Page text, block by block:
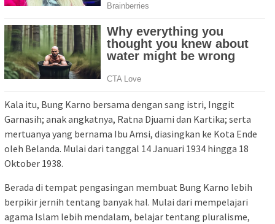
Kala itu, Bung Karno bersama dengan sang istri, Inggit
Garnasih; anak angkatnya, Ratna Djuami dan Kartika; serta
mertuanya yang bernama Ibu Amsi, diasingkan ke Kota Ende
oleh Belanda. Mulai dari tanggal 14 Januari 1934 hingga 18
Oktober 1938.
Berada di tempat pengasingan membuat Bung Karno lebih
berpikir jernih tentang banyak hal. Mulai dari mempelajari
agama Islam lebih mendalam, belajar tentang pluralisme,